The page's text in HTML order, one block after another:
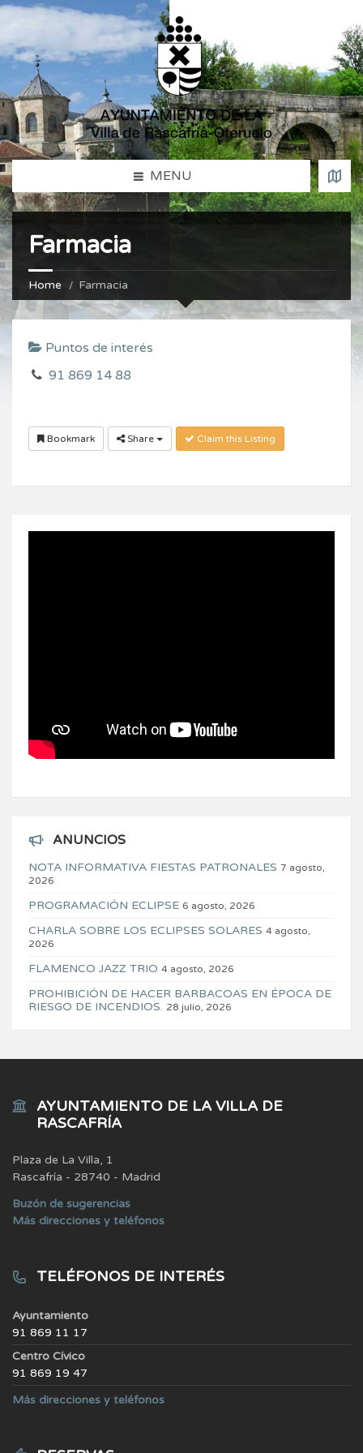
MENU
Farmacia
Home Farmacia
Puntos de interés
91 869 14 88
Bookmark Share Claim this Listing
ANUNCIOS
NOTA INFORMATIVA FIESTAS PATRONALES 7 agosto,
2026
PROGRAMACIÓN ECLIPSE 6 agosto, 2026
CHARLA SOBRE LOS ECLIPSES SOLARES 4 agosto,
2026
FLAMENCO JAZZ TRIO 4 agosto, 2026
PROHIBICIÓN DE HACER BARBACOAS EN ÉPOCA DE
RIESGO DE INCENDIOS. 28 julio, 2026
AYUNTAMIENTO DE LA VILLA DE
RASCAFRÍA
Plaza de La Villa, 1
Rascafría - 28740 - Madrid
Buzón de sugerencias
Más direcciones y teléfonos
TELÉFONOS DE INTERÉS
Ayuntamiento
91 869 11 17
Centro Cívico
91 869 19 47
Más direcciones y teléfonos